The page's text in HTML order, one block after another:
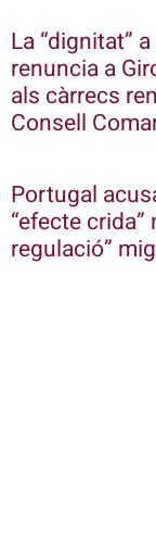
La “dignitat”
renuncia a
als càrrecs
Consell
Portugal
“efecte
regulació”